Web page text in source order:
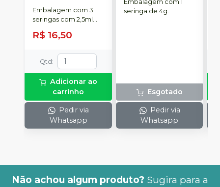
FGM
Embalagem com 3
seringas com 2,5ml
cada uma e 3
ponteiras para
R$ 16,50
Qtd :
Adicionar ao
carrinho
Pedir via
Whatsapp
Embalagem com 1
seringa de 4g.
Esgotado
Pedir via
Whatsapp
Não achou algum produto? Sugira para a